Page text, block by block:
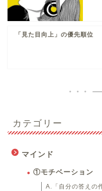
「見た目向上」の優先順位
カテゴリー
マインド
①モチベーション
A.「自分の答えの